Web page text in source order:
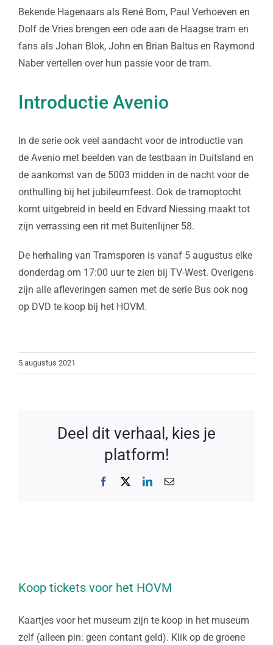
Bekende Hagenaars als René Bom, Paul Verhoeven en
Dolf de Vries brengen een ode aan de Haagse tram en
fans als Johan Blok, John en Brian Baltus en Raymond
Naber vertellen over hun passie voor de tram.
Introductie Avenio
In de serie ook veel aandacht voor de introductie van
de Avenio met beelden van de testbaan in Duitsland en
de aankomst van de 5003 midden in de nacht voor de
onthulling bij het jubileumfeest. Ook de tramoptocht
komt uitgebreid in beeld en Edvard Niessing maakt tot
zijn verrassing een rit met Buitenlijner 58.
De herhaling van Tramsporen is vanaf 5 augustus elke
donderdag om 17:00 uur te zien bij TV-West. Overigens
zijn alle afleveringen samen met de serie Bus ook nog
op DVD te koop bij het HOVM.
5 augustus 2021
Deel dit verhaal, kies je
platform!
Facebook LinkedIn
E-
Koop tickets voor het HOVM
Kaartjes voor het museum zijn te koop in het museum
zelf (alleen pin: geen contant geld). Klik op de groene